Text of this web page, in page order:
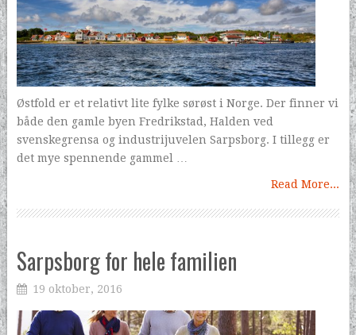
Østfold er et relativt lite fylke sørøst i Norge. Der finner vi
både den gamle byen Fredrikstad, Halden ved
svenskegrensa og industrijuvelen Sarpsborg. I tillegg er
det mye spennende gammel …
Read More...
Sarpsborg for hele familien
19 oktober, 2016